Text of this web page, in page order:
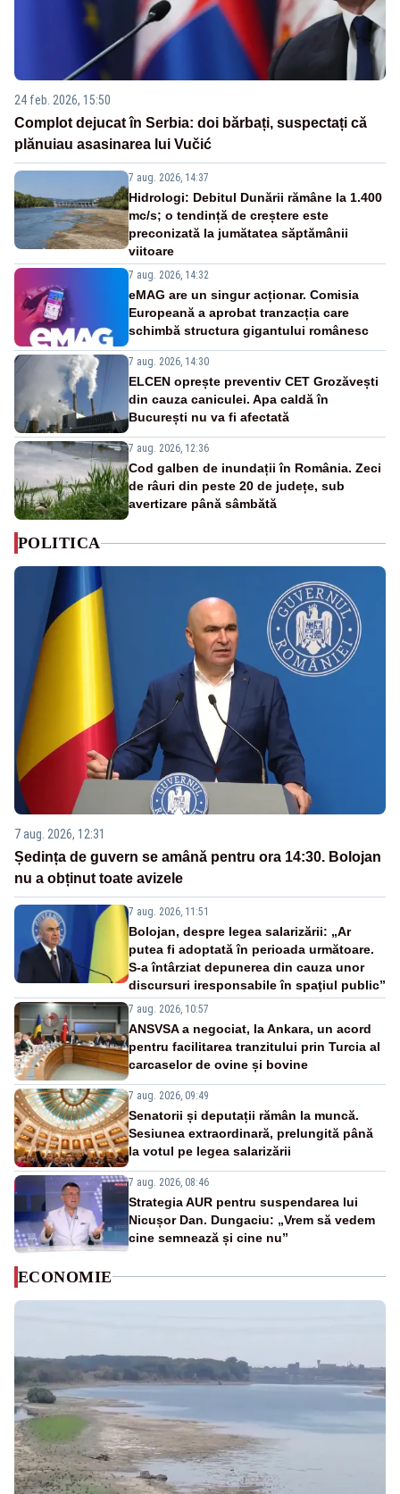
24 feb. 2026, 15:50
Complot dejucat în Serbia: doi bărbați, suspectați că
plănuiau asasinarea lui Vučić
7 aug. 2026, 14:37
Hidrologi: Debitul Dunării rămâne la 1.400
mc/s; o tendință de creștere este
preconizată la jumătatea săptămânii
viitoare
7 aug. 2026, 14:32
eMAG are un singur acționar. Comisia
Europeană a aprobat tranzacția care
schimbă structura gigantului românesc
7 aug. 2026, 14:30
ELCEN oprește preventiv CET Grozăvești
din cauza caniculei. Apa caldă în
București nu va fi afectată
7 aug. 2026, 12:36
Cod galben de inundații în România. Zeci
de râuri din peste 20 de județe, sub
avertizare până sâmbătă
POLITICA
7 aug. 2026, 12:31
Ședința de guvern se amână pentru ora 14:30. Bolojan
nu a obținut toate avizele
7 aug. 2026, 11:51
Bolojan, despre legea salarizării: „Ar
putea fi adoptată în perioada următoare.
S-a întârziat depunerea din cauza unor
discursuri iresponsabile în spaţiul public”
7 aug. 2026, 10:57
ANSVSA a negociat, la Ankara, un acord
pentru facilitarea tranzitului prin Turcia al
carcaselor de ovine și bovine
7 aug. 2026, 09:49
Senatorii și deputații rămân la muncă.
Sesiunea extraordinară, prelungită până
la votul pe legea salarizării
7 aug. 2026, 08:46
Strategia AUR pentru suspendarea lui
Nicușor Dan. Dungaciu: „Vrem să vedem
cine semnează și cine nu”
ECONOMIE